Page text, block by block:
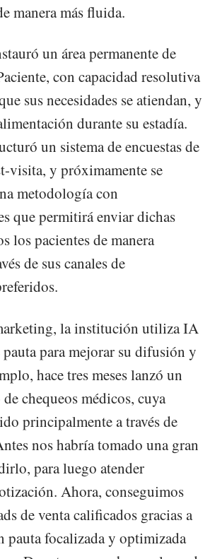
manera más fluida.
un área permanente de
con capacidad resolutiva
sus necesidades se atiendan, y
durante su estadía.
un sistema de encuestas de
visita, y próximamente se
metodología con
que permitirá enviar dichas
los pacientes de manera
de sus canales de
la institución utiliza IA
para mejorar su difusión y
hace tres meses lanzó un
chequeos médicos, cuya
principalmente a través de
nos habría tomado una gran
para luego atender
Ahora, conseguimos
de venta calificados gracias a
pauta focalizada y optimizada